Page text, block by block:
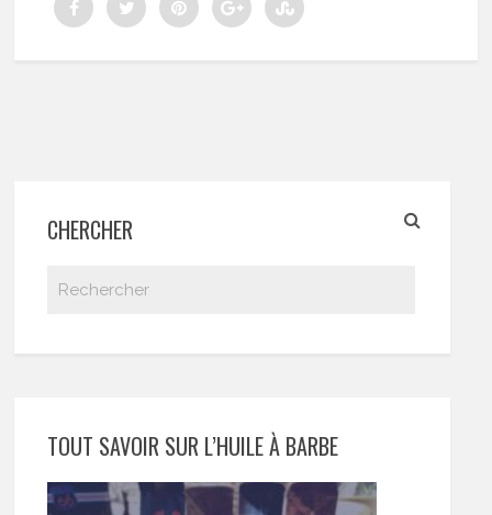
CHERCHER
TOUT SAVOIR SUR L’HUILE À BARBE